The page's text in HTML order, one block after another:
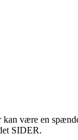
være en
SIDER.